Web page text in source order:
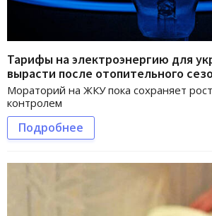
Тарифы на электроэнергию для
вырасти после отопительного
Мораторий на ЖКУ пока сохраняет
контролем
Подробнее